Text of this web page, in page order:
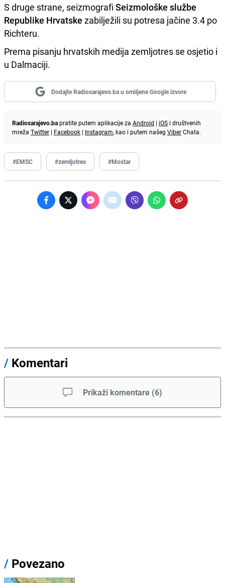
S druge strane, seizmografi Seizmološke službe
Republike Hrvatske zabilježili su potresa jačine 3.4 po
Richteru.
Prema pisanju hrvatskih medija zemljotres se osjetio i
u Dalmaciji.
Dodajte Radiosarajevo.ba u omiljene Google izvore
Radiosarajevo.bapratite putem aplikacije za Android | iOS i društvenih
mreža Twitter | Facebook | Instagram, kao i putem našeg ViberChata.
#EMSC #zemljotres #Mostar
/ Komentari
Prikaži komentare (6)
/ Povezano